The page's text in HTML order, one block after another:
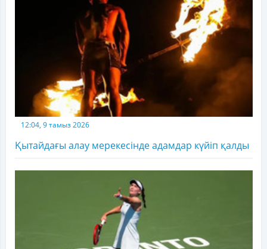
12:04, 9 тамыз 2026
Қытайдағы алау мерекесінде адамдар күйіп қалды